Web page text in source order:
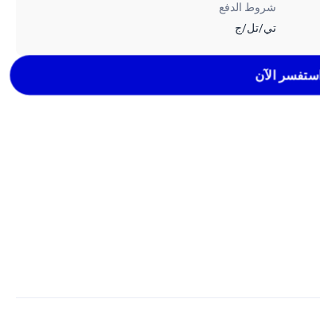
شروط الدفع
تي/تل/ج
استفسر الآن